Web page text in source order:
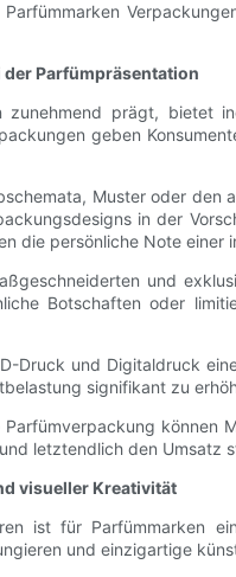
Parfümpräsentation
prägt, bietet
geben
Muster oder
in der
die persönliche Note einer
und
Botschaften oder
Druck und Digitaldruck
signifikant zu
letztendlich den Umsatz
visueller Kreativität
ist für Parfümmarken
und einzigartige